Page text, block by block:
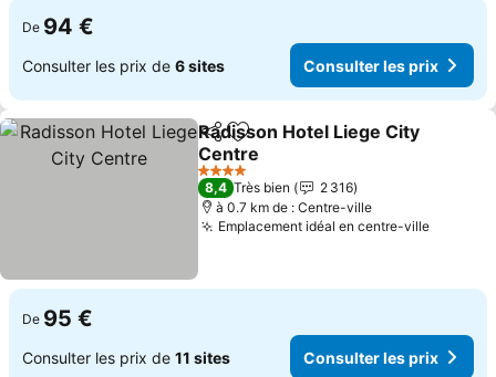
De 94 €
Consulter les prix de 6 sites Consulter les prix
PartagerAjouter à mes favoris
Radisson Hotel Liege City
Centre
4 Étoiles
8,4 Très bien
2 316
à 0.7 km de : Centre-ville
Emplacement idéal en centre-ville
De 95 €
Consulter les prix de 11 sites Consulter les prix